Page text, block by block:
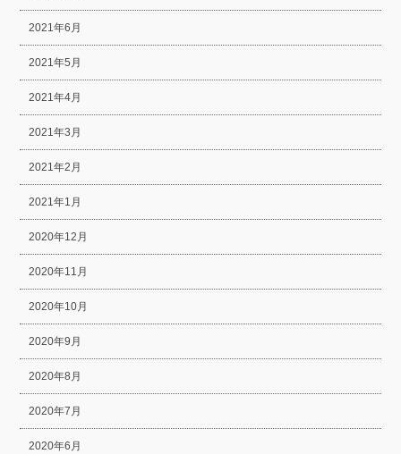
2021年6月
2021年5月
2021年4月
2021年3月
2021年2月
2021年1月
2020年12月
2020年11月
2020年10月
2020年9月
2020年8月
2020年7月
2020年6月